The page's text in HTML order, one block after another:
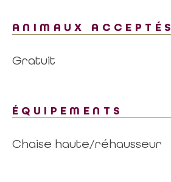
ANIMAUX ACCEPTÉS
Gratuit
ÉQUIPEMENTS
Chaise haute/réhausseur